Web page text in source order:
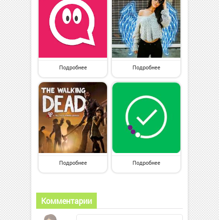
Подробнее Подробнее
Подробнее Подробнее
Комментарии